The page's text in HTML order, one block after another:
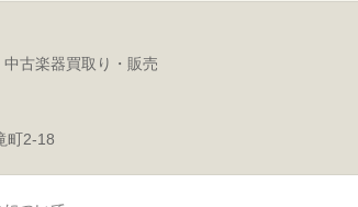
古楽器買取り・販売
町2-18